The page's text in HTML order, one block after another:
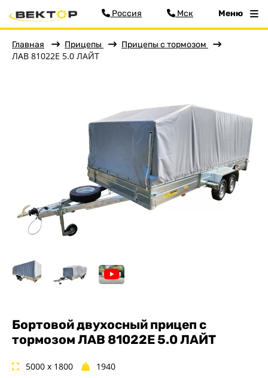
Меню
Главная
Прицепы для квадроциклов
Прицепы для гидроциклов
Фильтр
Россия Мск Меню
Главная Прицепы Прицепы с тормозом
ЛАВ 81022E 5.0 ЛАЙТ
Бортовой двухосный прицеп с
тормозом ЛАВ 81022E 5.0 ЛАЙТ
5000 x 1800
1940